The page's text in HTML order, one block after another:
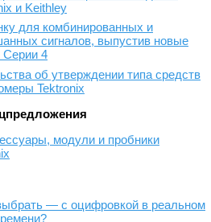
и Keithley
для комбинированных и
сигналов, выпустив новые
Серии 4
об утверждении типа средств
Tektronix
модули и пробники
— с оцифровкой в реальном